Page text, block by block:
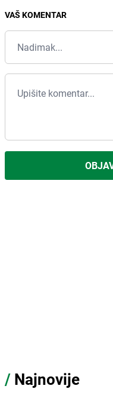
VAŠ KOMENTAR
/ Najnovije